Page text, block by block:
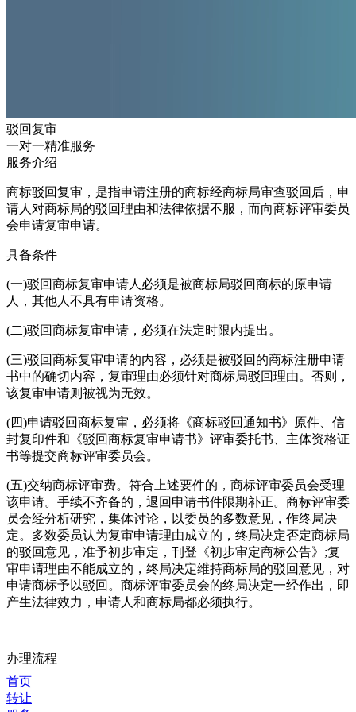
驳回复审
一对一精准服务
服务介绍
商标驳回复审，是指申请注册的商标经商标局审查驳回后，申
请人对商标局的驳回理由和法律依据不服，而向商标评审委员
会申请复审申请。
具备条件
(一)驳回商标复审申请人必须是被商标局驳回商标的原申请
人，其他人不具有申请资格。
(二)驳回商标复审申请，必须在法定时限内提出。
(三)驳回商标复审申请的内容，必须是被驳回的商标注册申请
书中的确切内容，复审理由必须针对商标局驳回理由。否则，
该复审申请则被视为无效。
(四)申请驳回商标复审，必须将《商标驳回通知书》原件、信
封复印件和《驳回商标复审申请书》评审委托书、主体资格证
书等提交商标评审委员会。
(五)交纳商标评审费。符合上述要件的，商标评审委员会受理
该申请。手续不齐备的，退回申请书件限期补正。商标评审委
员会经分析研究，集体讨论，以委员的多数意见，作终局决
定。多数委员认为复审申请理由成立的，终局决定否定商标局
的驳回意见，准予初步审定，刊登《初步审定商标公告》;复
审申请理由不能成立的，终局决定维持商标局的驳回意见，对
申请商标予以驳回。商标评审委员会的终局决定一经作出，即
产生法律效力，申请人和商标局都必须执行。
办理流程
首页
转让